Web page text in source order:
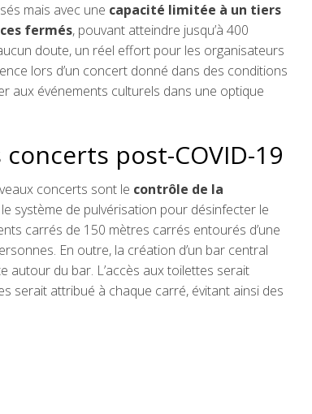
mais avec une capacité limitée à un tiers
fermés, pouvant atteindre jusqu’à 400
doute, un réel effort pour les organisateurs
lors d’un concert donné dans des conditions
aux événements culturels dans une optique
post-COVID-19
concerts sont le contrôle de la
le système de pulvérisation pour désinfecter le
carrés de 150 mètres carrés entourés d’une
En outre, la création d’un bar central
autour du bar. L’accès aux toilettes serait
serait attribué à chaque carré, évitant ainsi des